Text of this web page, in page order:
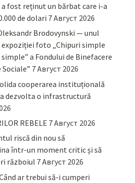
fost reținut un bărbat care i-a
de dolari 7 Август 2026
Brodovynski — unul
foto „Chipuri simple
a Fondului de Binefacere
7 Август 2026
cooperarea instituțională
dezvolta o infrastructură
REBELE 7 Август 2026
riscă din nou să
într-un moment critic și să
războiul 7 Август 2026
ar trebui să-i cumperi